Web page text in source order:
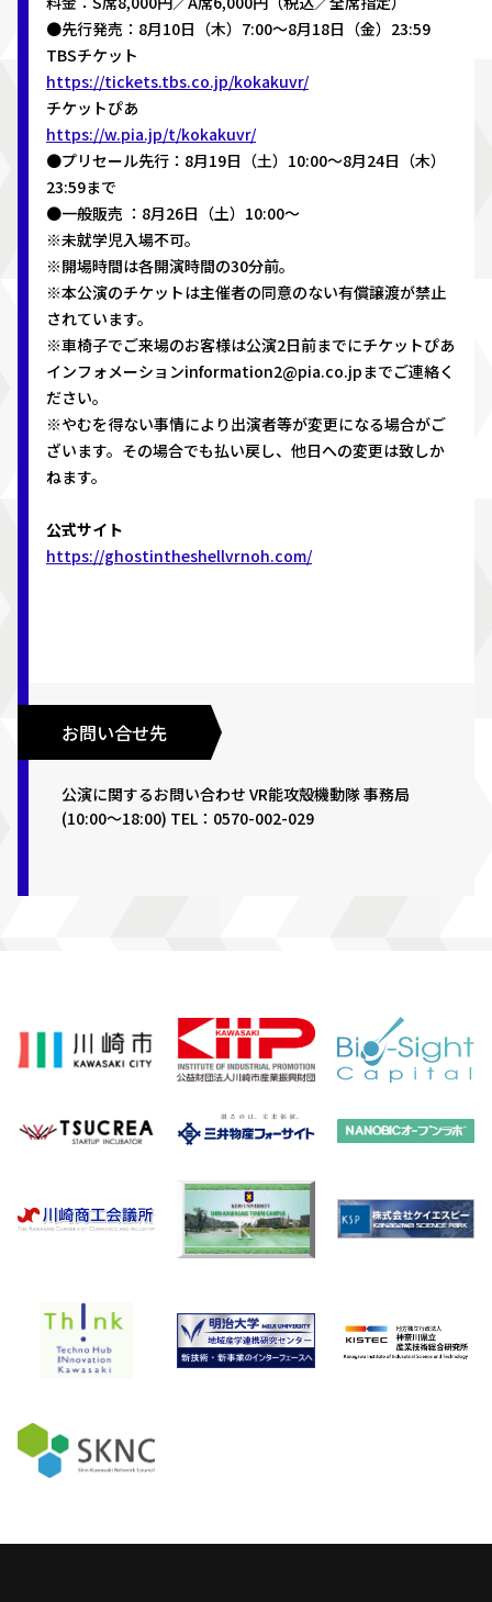
●先行発売：8月10日（木）7:00〜8月18日（金）23:59
TBSチケット
https://tickets.tbs.co.jp/kokakuvr/
チケットぴあ
https://w.pia.jp/t/kokakuvr/
●プリセール先⾏：8⽉19⽇（⼟）10:00〜8月24日（木）
23:59まで
●一般販売 ：8月26日（土）10:00〜
※未就学児入場不可。
※開場時間は各開演時間の30分前。
※本公演のチケットは主催者の同意のない有償譲渡が禁止
されています。
※車椅子でご来場のお客様は公演2日前までにチケットぴあ
インフォメーションinformation2@pia.co.jpまでご連絡く
ださい。
※やむを得ない事情により出演者等が変更になる場合がご
ざいます。その場合でも払い戻し、他日への変更は致しか
ねます。
公式サイト
https://ghostintheshellvrnoh.com/
お問い合せ先
公演に関するお問い合わせ VR能攻殻機動隊 事務局
(10:00〜18:00) TEL：0570-002-029